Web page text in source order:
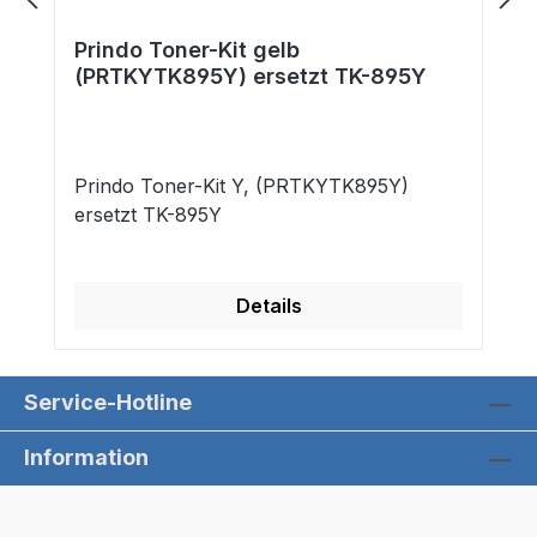
Prindo Toner-Kit gelb
(PRTKYTK895Y) ersetzt TK-895Y
Prindo Toner-Kit Y, (PRTKYTK895Y)
ersetzt TK-895Y
Details
Service-Hotline
Information